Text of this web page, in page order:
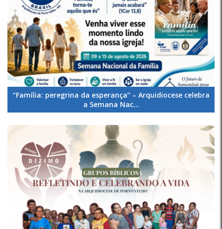
“Família: peregrina da esperança” – Arquidiocese celebra
a Semana Nac...